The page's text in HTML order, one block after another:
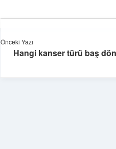
Önceki Yazı
Hangi kanser türü baş